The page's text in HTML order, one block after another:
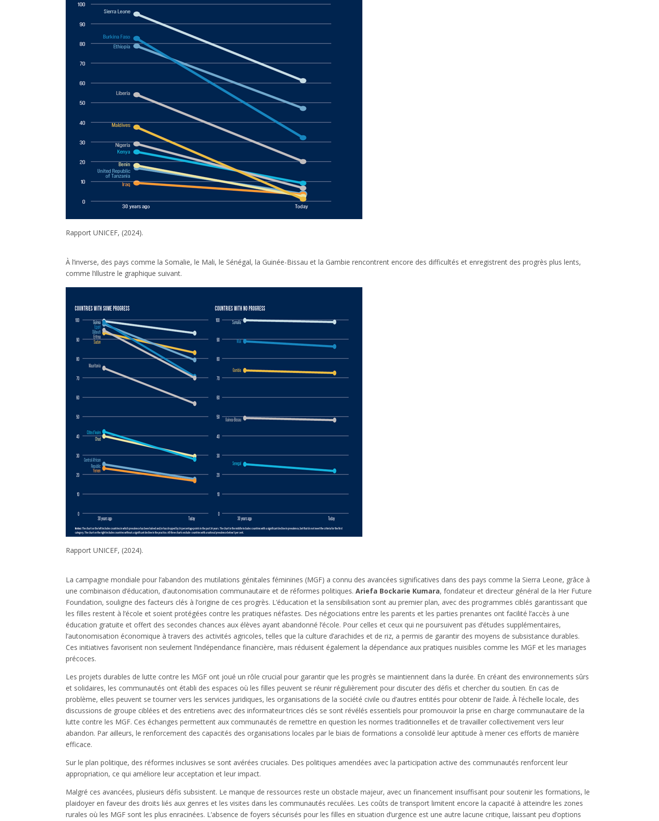
Rapport UNICEF, (2024).
À l’inverse, des pays comme la Somalie, le Mali, le Sénégal, la Guinée-Bissau et la Gambie rencontrent encore des difficultés et enregistrent des progrès plus lents,
comme l’illustre le graphique suivant.
Rapport UNICEF, (2024).
La campagne mondiale pour l’abandon des mutilations génitales féminines (MGF) a connu des avancées significatives dans des pays comme la Sierra Leone, grâce à
une combinaison d’éducation, d’autonomisation communautaire et de réformes politiques.Ariefa Bockarie Kumara, fondateur et directeur général de la Her Future
Foundation, souligne des facteurs clés à l’origine de ces progrès. L’éducation et la sensibilisation sont au premier plan, avec des programmes ciblés garantissant que
les filles restent à l’école et soient protégées contre les pratiques néfastes. Des négociations entre les parents et les parties prenantes ont facilité l’accès à une
éducation gratuite et offert des secondes chances aux élèves ayant abandonné l’école. Pour celles et ceux qui ne poursuivent pas d’études supplémentaires,
l’autonomisation économique à travers des activités agricoles, telles que la culture d’arachides et de riz, a permis de garantir des moyens de subsistance durables.
Ces initiatives favorisent non seulement l’indépendance financière, mais réduisent également la dépendance aux pratiques nuisibles comme les MGF et les mariages
précoces.
Les projets durables de lutte contre les MGF ont joué un rôle crucial pour garantir que les progrès se maintiennent dans la durée. En créant des environnements sûrs
et solidaires, les communautés ont établi des espaces où les filles peuvent se réunir régulièrement pour discuter des défis et chercher du soutien. En cas de
problème, elles peuvent se tourner vers les services juridiques, les organisations de la société civile ou d’autres entités pour obtenir de l’aide. À l’échelle locale, des
discussions de groupe ciblées et des entretiens avec des informateur·trices clés se sont révélés essentiels pour promouvoir la prise en charge communautaire de la
lutte contre les MGF. Ces échanges permettent aux communautés de remettre en question les normes traditionnelles et de travailler collectivement vers leur
abandon. Par ailleurs, le renforcement des capacités des organisations locales par le biais de formations a consolidé leur aptitude à mener ces efforts de manière
efficace.
Sur le plan politique, des réformes inclusives se sont avérées cruciales. Des politiques amendées avec la participation active des communautés renforcent leur
appropriation, ce qui améliore leur acceptation et leur impact.
Malgré ces avancées, plusieurs défis subsistent. Le manque de ressources reste un obstacle majeur, avec un financement insuffisant pour soutenir les formations, le
plaidoyer en faveur des droits liés aux genres et les visites dans les communautés reculées. Les coûts de transport limitent encore la capacité à atteindre les zones
rurales où les MGF sont les plus enracinées. L’absence de foyers sécurisés pour les filles en situation d’urgence est une autre lacune critique, laissant peu d’options